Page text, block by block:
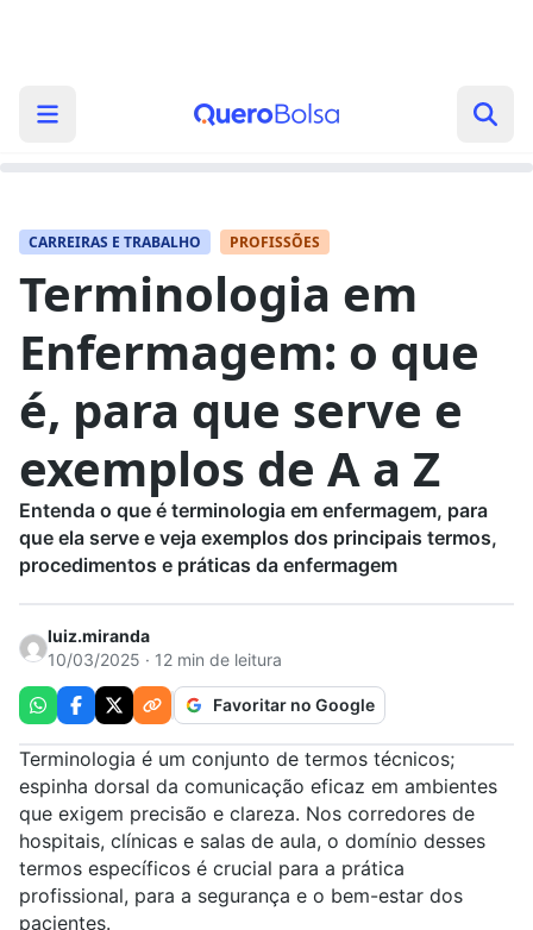
CARREIRAS E TRABALHO PROFISSÕES
Terminologia em
Enfermagem: o que
é, para que serve e
exemplos de A a Z
Entenda o que é terminologia em enfermagem, para
que ela serve e veja exemplos dos principais termos,
procedimentos e práticas da enfermagem
luiz.miranda
10/03/2025 · 12 min de leitura
Favoritar no Google
Terminologia é um conjunto de termos técnicos;
espinha dorsal da comunicação eficaz em ambientes
que exigem precisão e clareza. Nos corredores de
hospitais, clínicas e salas de aula, o domínio desses
termos específicos é crucial para a prática
profissional, para a segurança e o bem-estar dos
pacientes.